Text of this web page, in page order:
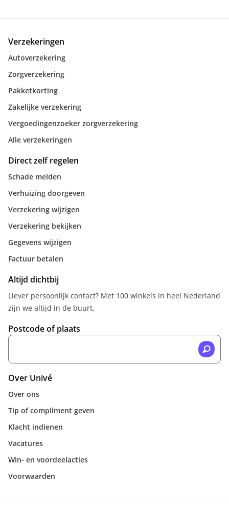
Verzekeringen
Autoverzekering
Zorgverzekering
Pakketkorting
Zakelijke verzekering
Vergoedingenzoeker zorgverzekering
Alle verzekeringen
Direct zelf regelen
Schade melden
Verhuizing doorgeven
Verzekering wijzigen
Verzekering bekijken
Gegevens wijzigen
Factuur betalen
Altijd dichtbij
Liever persoonlijk contact? Met 100 winkels in heel Nederland
zijn we altijd in de buurt.
Postcode of plaats
Over Univé
Over ons
Tip of compliment geven
Klacht indienen
Vacatures
Win- en voordeelacties
Voorwaarden